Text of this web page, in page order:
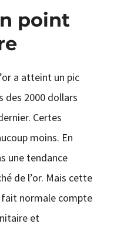
point
a atteint un pic
des 2000 dollars
Certes
moins. En
une tendance
de l’or. Mais cette
normale compte
et